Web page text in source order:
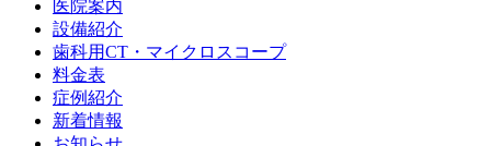
医院案内
設備紹介
歯科用CT・マイクロスコープ
料金表
症例紹介
新着情報